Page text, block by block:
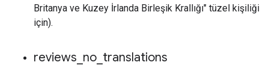
Britanya ve Kuzey İrlanda Birleşik Krallığı" tüzel kişiliği
için).
reviews no translations